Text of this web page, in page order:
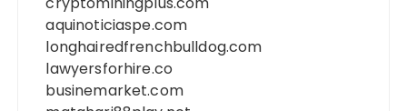
aquinoticiaspe.com
longhairedfrenchbulldog.com
lawyersforhire.co
businemarket.com